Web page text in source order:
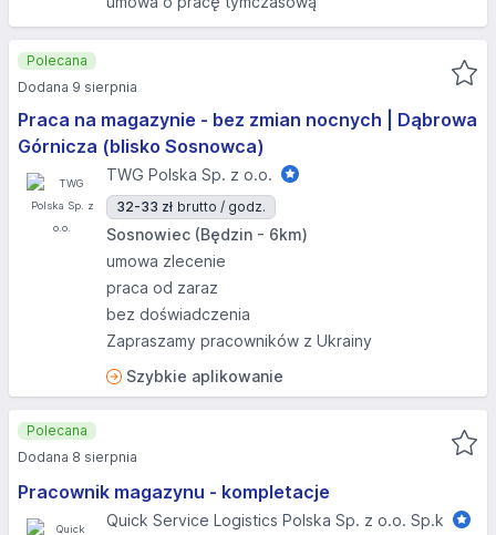
Praca na magazynie - bez zmian nocnych | Dąbrowa
Górnicza (blisko Sosnowca)
TWG Polska Sp. z o.o.
32-33 zł brutto / godz.
Sosnowiec (Będzin - 6km)
umowa zlecenie
praca od zaraz
bez doświadczenia
Zapraszamy pracowników z Ukrainy
Szybkie aplikowanie
Polecana
Dodana 9 sierpnia
Pracownik magazynu - kompletacje
Quick Service Logistics Polska Sp. z o.o. Sp.k
Polecana
Dodana 8 sierpnia